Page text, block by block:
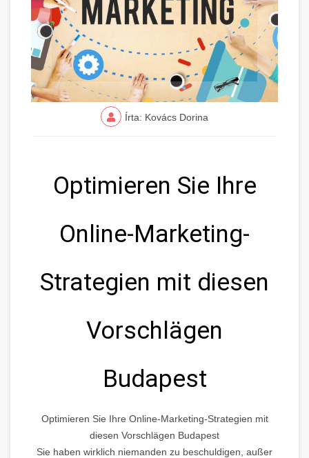
Írta: Kovács Dorina
Optimieren Sie Ihre
Online-Marketing-
Strategien mit diesen
Vorschlägen
Budapest
Optimieren Sie Ihre Online-Marketing-Strategien mit
diesen Vorschlägen Budapest
Sie haben wirklich niemanden zu beschuldigen, außer